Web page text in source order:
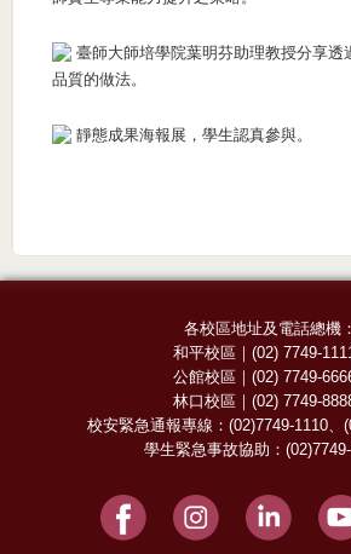
臺師大師培學院葉明芬助理教授分享透
品質的做法。
靜態成果海報展，學生認真參與。
各校區地址及電話總機：
和平校區 ｜(02) 7749-1111
公館校區 ｜(02) 7749-
林口校區 ｜(02) 7749-
校安緊急通報專線： (02)7749-1110、
學生緊急事故協助：